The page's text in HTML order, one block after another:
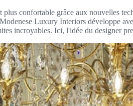
confortable grâce aux nouvelles
Luxury Interiors développe
incroyables. Ici, l'idée du designer